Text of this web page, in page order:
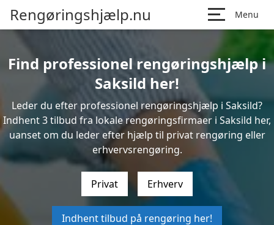
Rengøringshjælp.nu Menu
Find professionel rengøringshjælp i
Saksild her!
Leder du efter professionel rengøringshjælp i Saksild?
Indhent 3 tilbud fra lokale rengøringsfirmaer i Saksild her,
uanset om du leder efter hjælp til privat rengøring eller
erhvervsrengøring.
Privat Erhverv
Indhent tilbud på rengøring her!